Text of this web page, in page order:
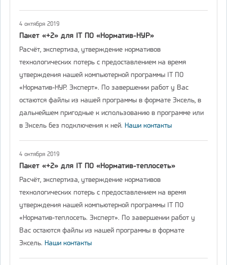
4 октября 2019
Пакет «+2» для IT ПО «Норматив-НУР»
Расчёт, экспертиза, утверждение нормативов
технологических потерь с предоставлением на время
утверждения нашей компьютерной программы IT ПО
«Норматив-НУР. Эксперт». По завершении работ у Вас
остаются файлы из нашей программы в формате Эксель, в
дальнейшем пригодные к использованию в программе или
в Эксель без подключения к ней. Наши контакты
4 октября 2019
Пакет «+2» для IT ПО «Норматив-теплосеть»
Расчёт, экспертиза, утверждение нормативов
технологических потерь с предоставлением на время
утверждения нашей компьютерной программы IT ПО
«Норматив-теплосеть. Эксперт». По завершении работ у
Вас остаются файлы из нашей программы в формате
Эксель. Наши контакты